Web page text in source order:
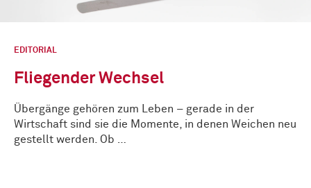
EDITORIAL
Fliegender Wechsel
Übergänge gehören zum Leben – gerade in der
Wirtschaft sind sie die Momente, in denen Weichen neu
gestellt werden. Ob …